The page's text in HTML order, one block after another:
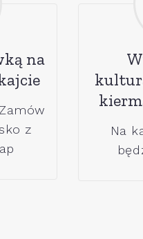
na
z
Na